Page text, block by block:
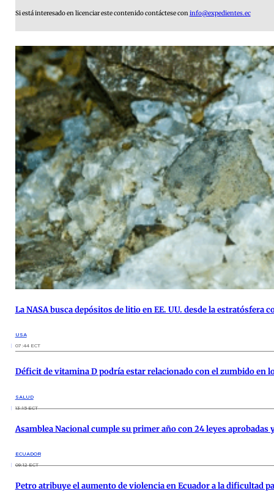
Si está interesado en licenciar este contenido contáctese coninfo@expedientes.ec
La NASA busca depósitos de litio en EE. UU. desde la estratósfera
USA
07:44 ECT
Déficit de vitamina D podría estar relacionado con el zumbido en
SALUD
13:15 ECT
Asamblea Nacional cumple su primer año con 24 leyes aprobadas
ECUADOR
09:12 ECT
Petro atribuye el aumento de violencia en Ecuador a la dificultad